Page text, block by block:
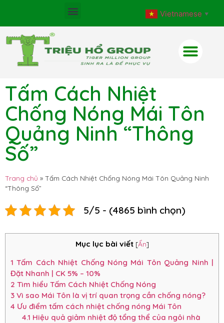
Vietnamese ▼
Tấm Cách Nhiệt
Chống Nóng Mái Tôn
Quảng Ninh “Thông
Số”
Trang chủ » Tấm Cách Nhiệt Chống Nóng Mái Tôn Quảng Ninh
“Thông Số”
5/5 - (4865 bình chọn)
Mục lục bài viết [Ẩn]
1 Tấm Cách Nhiệt Chống Nóng Mái Tôn Quảng Ninh |
Đặt Nhanh | CK 5% – 10%
2 Tìm hiểu Tấm Cách Nhiệt Chống Nóng
3 Vì sao Mái Tôn là vị trí quan trọng cần chống nóng?
4 Ưu điểm tấm cách nhiệt chống nóng Mái Tôn
4.1 Hiệu quả giảm nhiệt độ tổng thể của ngôi nhà